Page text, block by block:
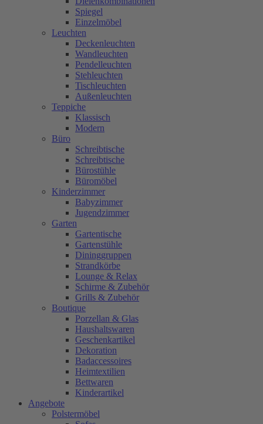
Spiegel
Einzelmöbel
Leuchten
Deckenleuchten
Wandleuchten
Pendelleuchten
Stehleuchten
Tischleuchten
Außenleuchten
Teppiche
Klassisch
Modern
Büro
Schreibtische
Schreibtische
Bürostühle
Büromöbel
Kinderzimmer
Babyzimmer
Jugendzimmer
Garten
Gartentische
Gartenstühle
Dininggruppen
Strandkörbe
Lounge & Relax
Schirme & Zubehör
Grills & Zubehör
Boutique
Porzellan & Glas
Haushaltswaren
Geschenkartikel
Dekoration
Badaccessoires
Heimtextilien
Bettwaren
Kinderartikel
Angebote
Polstermöbel